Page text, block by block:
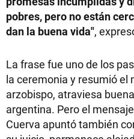
pobres, pero no están
dan la buena vida",
La frase fue uno de los
la ceremonia y resumió el
arzobispo, atraviesa
argentina. Pero el
Cuerva apuntó también